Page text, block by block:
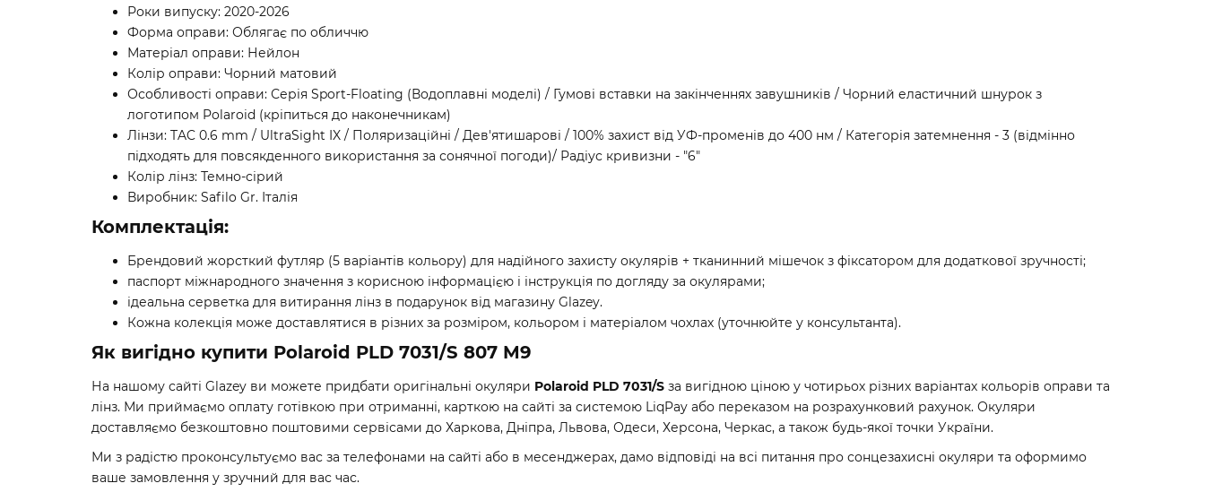
Роки випуску: 2020-2026
Форма оправи: Облягає по обличчю
Матеріал оправи: Нейлон
Колір оправи: Чорний матовий
Особливості оправи: Серія Sport-Floating (Водоплавні моделі) / Гумові вставки на закінченнях завушників / Чорний еластичний шнурок з
логотипом Polaroid (кріпиться до наконечникам)
Лінзи: TAC 0.6 mm / UltraSight IX / Поляризаційні / Дев'ятишарові / 100% захист від УФ-променів до 400 нм / Категорія затемнення - 3 (відмінно
підходять для повсякденного використання за сонячної погоди)/ Радіус кривизни - "6"
Колір лінз: Темно-сірий
Виробник: Safilo Gr. Італія
Комплектація:
Брендовий жорсткий футляр (5 варіантів кольору) для надійного захисту окулярів + тканинний мішечок з фіксатором для додаткової зручності;
паспорт міжнародного значення з корисною інформацією і інструкція по догляду за окулярами;
ідеальна серветка для витирання лінз в подарунок від магазину Glazey.
Кожна колекція може доставлятися в різних за розміром, кольором і матеріалом чохлах (уточнюйте у консультанта).
Як вигідно купити Polaroid PLD 7031/S 807 M9
На нашому сайті Glazey ви можете придбати оригінальні окуляри Polaroid PLD 7031/S за вигідною ціною у чотирьох різних варіантах кольорів оправи та
лінз. Ми приймаємо оплату готівкою при отриманні, карткою на сайті за системою LiqPay або переказом на розрахунковий рахунок. Окуляри
доставляємо безкоштовно поштовими сервісами до Харкова, Дніпра, Львова, Одеси, Херсона, Черкас, а також будь-якої точки України.
Ми з радістю проконсультуємо вас за телефонами на сайті або в месенджерах, дамо відповіді на всі питання про сонцезахисні окуляри та оформимо
ваше замовлення у зручний для вас час.